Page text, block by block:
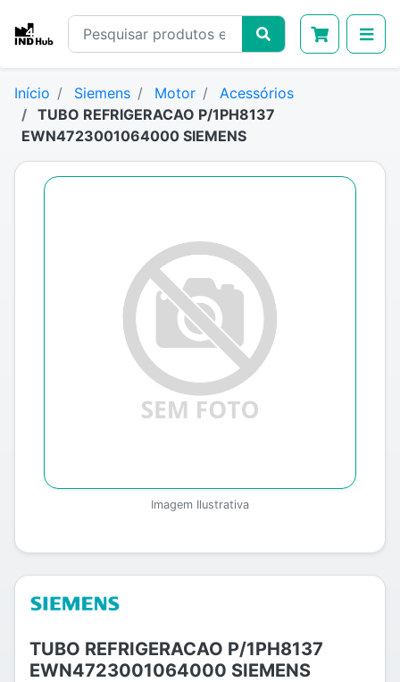
Início Siemens Motor
Acessórios
TUBO REFRIGERACAO P/1PH8137
EWN4723001064000 SIEMENS
Imagem Ilustrativa
TUBO REFRIGERACAO P/1PH8137
EWN4723001064000 SIEMENS